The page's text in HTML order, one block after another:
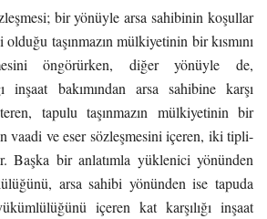
bir yönüyle arsa sahibinin koşullar
taşınmazın mülkiyetinin bir kısmını
öngörürken, diğer yönüyle de,
inşaat bakımından arsa sahibine karşı
tapulu taşınmazın mülkiyetinin bir
vaadi ve eser sözleşmesini içeren, iki tipli-
Başka bir anlatımla yüklenici yönünden
arsa sahibi yönünden ise tapuda
içeren kat karşılığı inşaat